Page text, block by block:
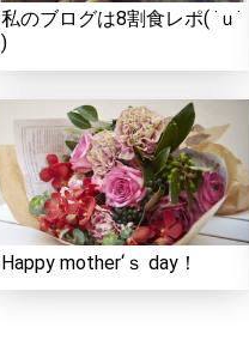
私のブログは8割食レポ( ˙ｕ˙
)
Happy mother‘ｓ day！